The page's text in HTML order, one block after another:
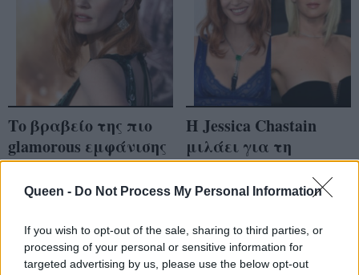
Queen - Do Not Process My Personal Information
If you wish to opt-out of the sale, sharing to third parties, or
processing of your personal or sensitive information for
targeted advertising by us, please use the below opt-out
Το βραβείο της πιο
glamorous εμφάνισης
της εβδομάδας
ανήκει στη Jessica
Η Jessica Chastain
μιλάει για τη
φημολογούμενη
κόντρα με την